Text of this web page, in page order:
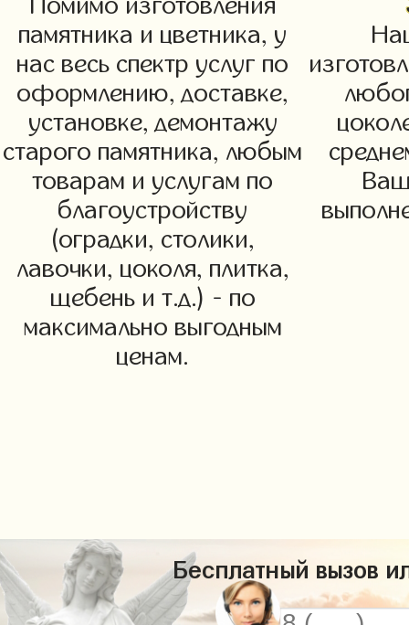
Помимо изготовления
памятника и цветника, у
нас весь спектр услуг по
оформлению, доставке,
установке, демонтажу
старого памятника, любым
товарам и услугам по
благоустройству
(оградки, столики,
лавочки, цоколя, плитка,
щебень и т.д.) - по
максимально выгодным
ценам.
Бесплатный вызов